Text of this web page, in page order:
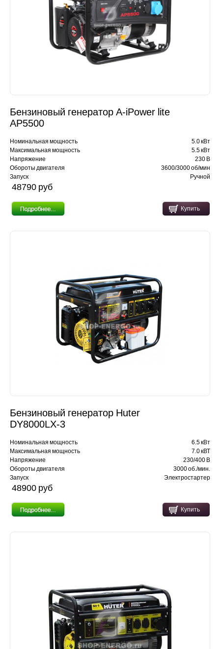
Бензиновый генератор A-iPower lite
AР5500
Номинальная мощность
5.0 кВт
Максимальная мощность
5.5 кВт
Напряжение
230 В
Обороты двигателя
3600/3000 об/мин
Запуск
Ручной
48790 pуб
Купить
Бензиновый генератор Huter
DY8000LX-3
Номинальная мощность
6.5 кВт
Максимальная мощность
7.0 кВТ
Напряжение
230/400 В
Обороты двигателя
3000 об./мин.
Запуск
Электростартер
48900 pуб
Купить